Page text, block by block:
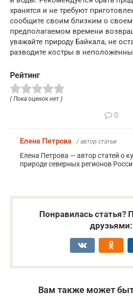
хранятся и не требуют
сообщите своим близким о
предполагаемом времени
уважайте природу Байкала, не
разводите костры в
Рейтинг
( Пока оценок нет )
0
Елена Петрова / автор статьи
Елена Петрова — автор статей о
природе северных регионов
Понравилась статья?
друзьями:
Вам также может